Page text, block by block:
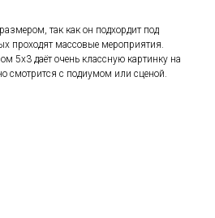
так как он подхордит под
проходят массовые мероприятия.
5х3 даёт очень классную картинку на
смотрится с подиумом или сценой.